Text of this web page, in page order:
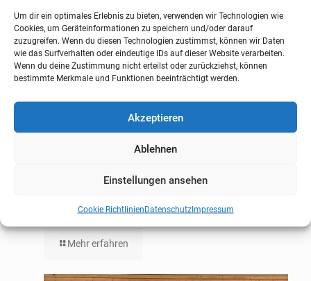
Um dir ein optimales Erlebnis zu bieten, verwenden wir Technologien wie
Cookies, um Geräteinformationen zu speichern und/oder darauf
zuzugreifen. Wenn du diesen Technologien zustimmst, können wir Daten
wie das Surfverhalten oder eindeutige IDs auf dieser Website verarbeiten.
Wenn du deine Zustimmung nicht erteilst oder zurückziehst, können
bestimmte Merkmale und Funktionen beeinträchtigt werden.
Akzeptieren
Ablehnen
Einstellungen ansehen
Cookie RichtlinienDatenschutzImpressum
Mehr erfahren